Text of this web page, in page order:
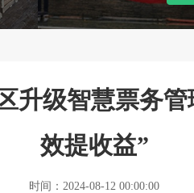
升级智慧票务
效提收益”
时间：2024-08-12 00:00:00